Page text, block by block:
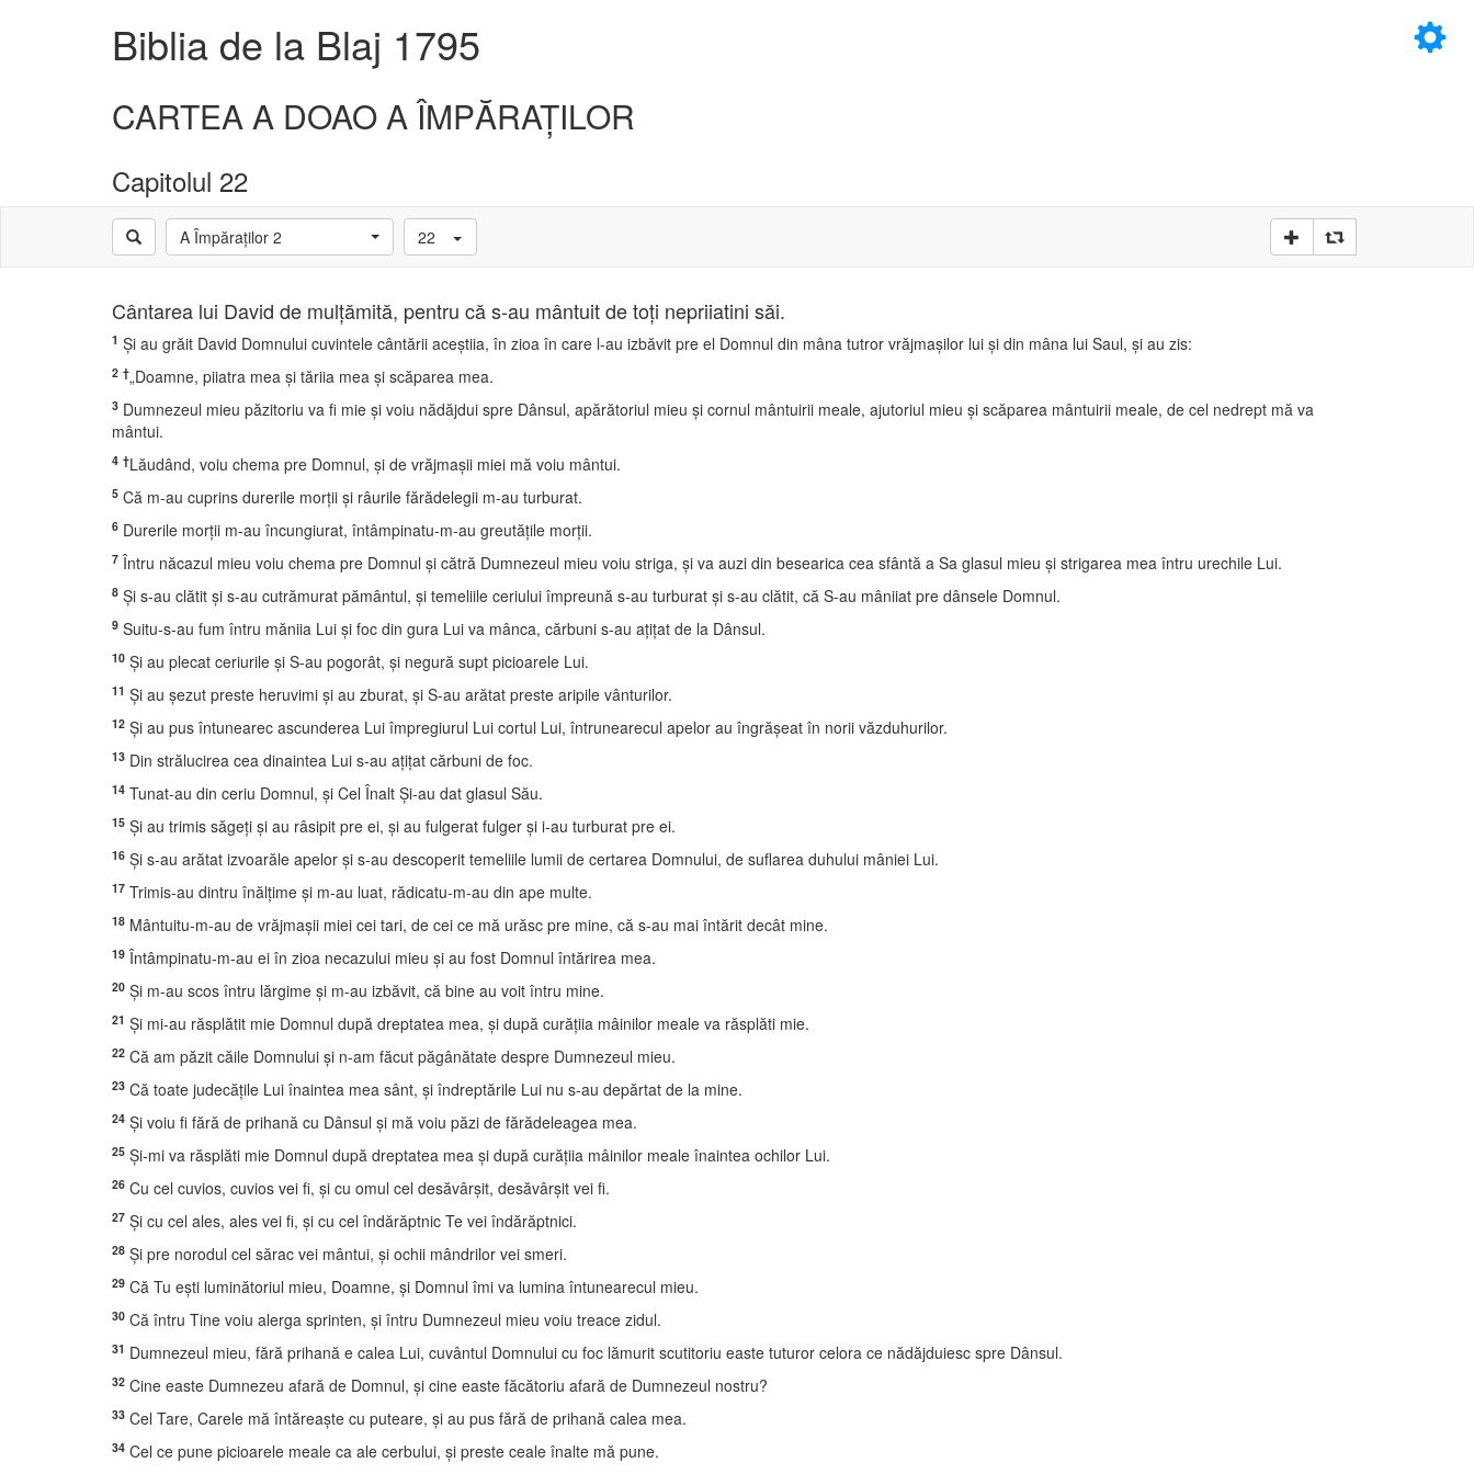
×
Biblia de la Blaj 1795
CARTEA A DOAO A ÎMPĂRAŢILOR
Capitolul 22
A Împăraţilor 2 22
Cântarea lui David de mulţămită, pentru că s-au mântuit de toţi nepriiatini săi.
1 Şi au grăit David Domnului cuvintele cântării aceştiia, în zioa în care l-au izbăvit pre el Domnul din mâna tutror vrăjmaşilor lui şi din mâna lui Saul, şi au zis:
2 †„Doamne, piiatra mea şi tăriia mea şi scăparea mea.
3 Dumnezeul mieu păzitoriu va fi mie şi voiu nădăjdui spre Dânsul, apărătoriul mieu şi cornul mântuirii meale, ajutoriul mieu şi scăparea mântuirii meale, de cel nedrept mă va
mântui.
4 †Lăudând, voiu chema pre Domnul, şi de vrăjmaşii miei mă voiu mântui.
5 Că m-au cuprins durerile morţii şi râurile fărădelegii m-au turburat.
6 Durerile morţii m-au încungiurat, întâmpinatu-m-au greutăţile morţii.
7 Întru năcazul mieu voiu chema pre Domnul şi cătră Dumnezeul mieu voiu striga, şi va auzi din besearica cea sfântă a Sa glasul mieu şi strigarea mea întru urechile Lui.
8 Şi s-au clătit şi s-au cutrămurat pământul, şi temeliile ceriului împreună s-au turburat şi s-au clătit, că S-au mâniiat pre dânsele Domnul.
9 Suitu-s-au fum întru măniia Lui şi foc din gura Lui va mânca, cărbuni s-au aţiţat de la Dânsul.
10 Şi au plecat ceriurile şi S-au pogorât, şi negură supt picioarele Lui.
11 Şi au şezut preste heruvimi şi au zburat, şi S-au arătat preste aripile vânturilor.
12 Şi au pus întunearec ascunderea Lui împregiurul Lui cortul Lui, întrunearecul apelor au îngrăşeat în norii văzduhurilor.
13 Din strălucirea cea dinaintea Lui s-au aţiţat cărbuni de foc.
14 Tunat-au din ceriu Domnul, şi Cel Înalt Şi-au dat glasul Său.
15 Şi au trimis săgeţi şi au râsipit pre ei, şi au fulgerat fulger şi i-au turburat pre ei.
16 Şi s-au arătat izvoarăle apelor şi s-au descoperit temeliile lumii de certarea Domnului, de suflarea duhului mâniei Lui.
17 Trimis-au dintru înălţime şi m-au luat, rădicatu-m-au din ape multe.
18 Mântuitu-m-au de vrăjmaşii miei cei tari, de cei ce mă urăsc pre mine, că s-au mai întărit decât mine.
19 Întâmpinatu-m-au ei în zioa necazului mieu şi au fost Domnul întărirea mea.
20 Şi m-au scos întru lărgime şi m-au izbăvit, că bine au voit întru mine.
21 Şi mi-au răsplătit mie Domnul după dreptatea mea, şi după curăţiia mâinilor meale va răsplăti mie.
22 Că am păzit căile Domnului şi n-am făcut păgânătate despre Dumnezeul mieu.
23 Că toate judecăţile Lui înaintea mea sânt, şi îndreptările Lui nu s-au depărtat de la mine.
24 Şi voiu fi fără de prihană cu Dânsul şi mă voiu păzi de fărădeleagea mea.
25 Şi-mi va răsplăti mie Domnul după dreptatea mea şi după curăţiia mâinilor meale înaintea ochilor Lui.
26 Cu cel cuvios, cuvios vei fi, şi cu omul cel desăvârşit, desăvârşit vei fi.
27 Şi cu cel ales, ales vei fi, şi cu cel îndărăptnic Te vei îndărăptnici.
28 Şi pre norodul cel sărac vei mântui, şi ochii mândrilor vei smeri.
29 Că Tu eşti luminătoriul mieu, Doamne, şi Domnul îmi va lumina întunearecul mieu.
30 Că întru Tine voiu alerga sprinten, şi întru Dumnezeul mieu voiu treace zidul.
31 Dumnezeul mieu, fără prihană e calea Lui, cuvântul Domnului cu foc lămurit scutitoriu easte tuturor celora ce nădăjduiesc spre Dânsul.
32 Cine easte Dumnezeu afară de Domnul, şi cine easte făcătoriu afară de Dumnezeul nostru?
33 Cel Tare, Carele mă întăreaşte cu puteare, şi au pus fără de prihană calea mea.
34 Cel ce pune picioarele meale ca ale cerbului, şi preste ceale înalte mă pune.